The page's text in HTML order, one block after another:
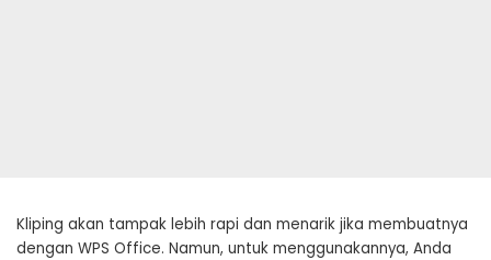
Kliping akan tampak lebih rapi dan menarik jika membuatnya
dengan WPS Office. Namun, untuk menggunakannya, Anda